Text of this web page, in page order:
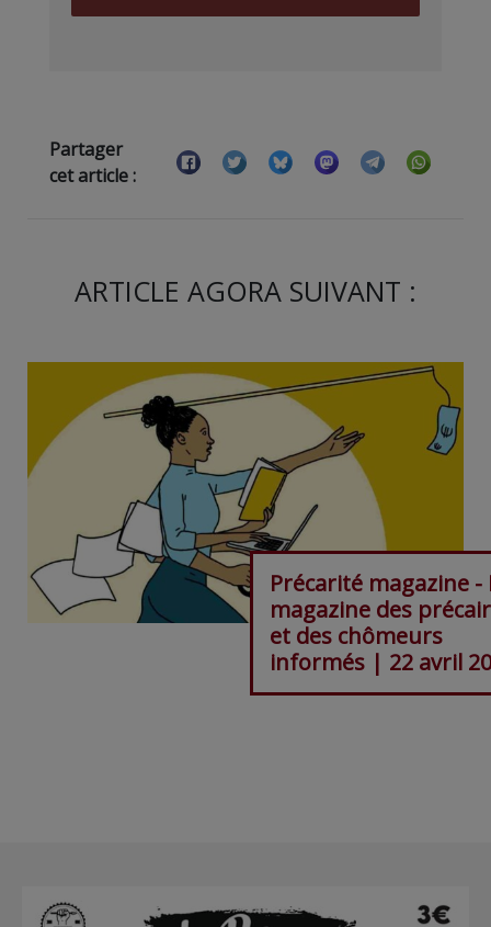
Partager
cet article :
ARTICLE AGORA SUIVANT :
Précarité magazine -
magazine des
et des chômeurs
informés | 22 avril